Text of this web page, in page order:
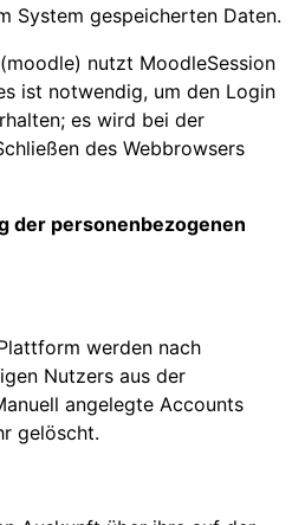
System gespeicherten Daten.
nutzt MoodleSession
ist notwendig, um den Login
es wird bei der
des Webbrowsers
der personenbezogenen
werden nach
Nutzers aus der
angelegte Accounts
gelöscht.